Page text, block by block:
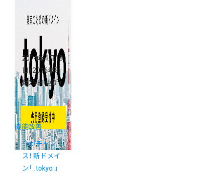
2014年4月18
日 （2016年8
月25日 更新）
機能改善
今がチャン
ス！ 新ドメイ
ン「 .tokyo 」